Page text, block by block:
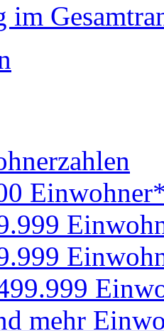
im
mehr